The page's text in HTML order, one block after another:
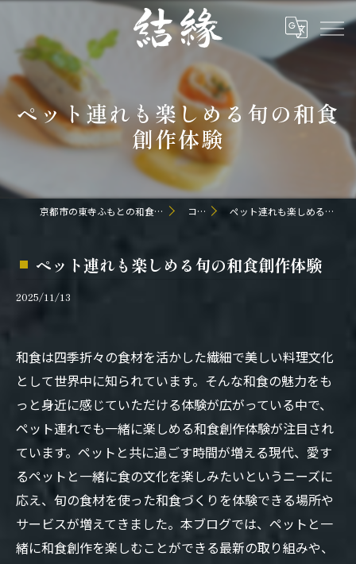
ペット連れも楽しめる旬の和食
創作体験
京都市の東寺ふもとの和食なら日本料理 結縁 コラム ペット連れも楽しめる旬の和食創作体験
ペット連れも楽しめる旬の和食創作体験
2025/11/13
和食は四季折々の食材を活かした繊細で美しい料理文化
として世界中に知られています。そんな和食の魅力をも
っと身近に感じていただける体験が広がっている中で、
ペット連れでも一緒に楽しめる和食創作体験が注目され
ています。ペットと共に過ごす時間が増える現代、愛す
るペットと一緒に食の文化を楽しみたいというニーズに
応え、旬の食材を使った和食づくりを体験できる場所や
サービスが増えてきました。本ブログでは、ペットと一
緒に和食創作を楽しむことができる最新の取り組みや、